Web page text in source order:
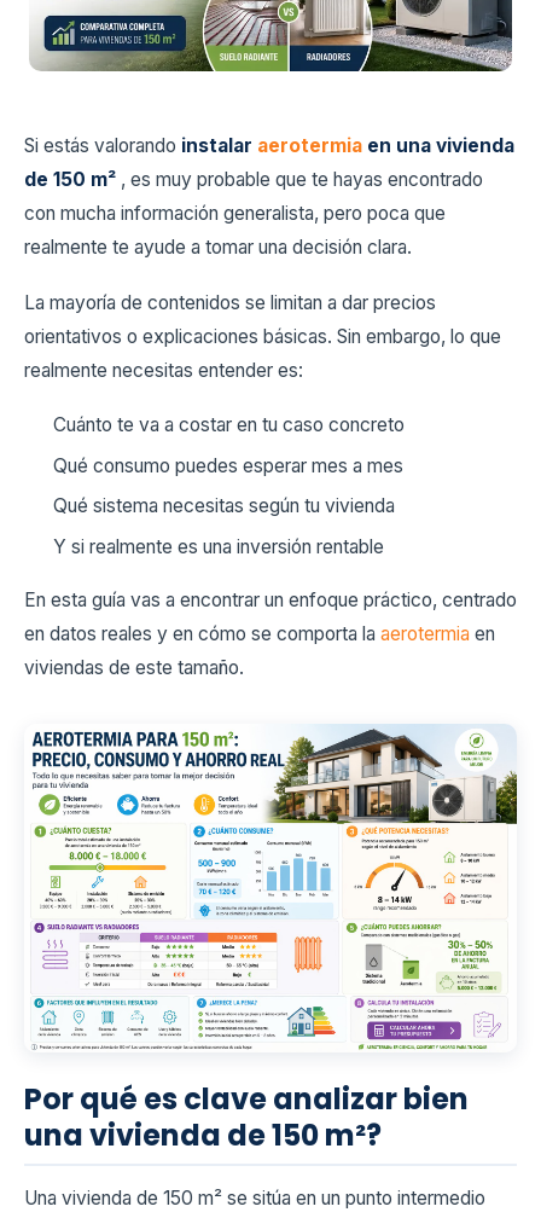
Si estás valorando instalar aerotermia en una vivienda
de 150 m² , es muy probable que te hayas encontrado
con mucha información generalista, pero poca que
realmente te ayude a tomar una decisión clara.
La mayoría de contenidos se limitan a dar precios
orientativos o explicaciones básicas. Sin embargo, lo que
realmente necesitas entender es:
Cuánto te va a costar en tu caso concreto
Qué consumo puedes esperar mes a mes
Qué sistema necesitas según tu vivienda
Y si realmente es una inversión rentable
En esta guía vas a encontrar un enfoque práctico, centrado
en datos reales y en cómo se comporta la aerotermia en
viviendas de este tamaño.
Por qué es clave analizar bien
una vivienda de 150 m²?
Una vivienda de 150 m² se sitúa en un punto intermedio